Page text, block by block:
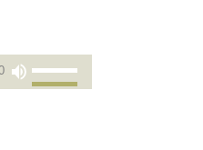
Usa
i